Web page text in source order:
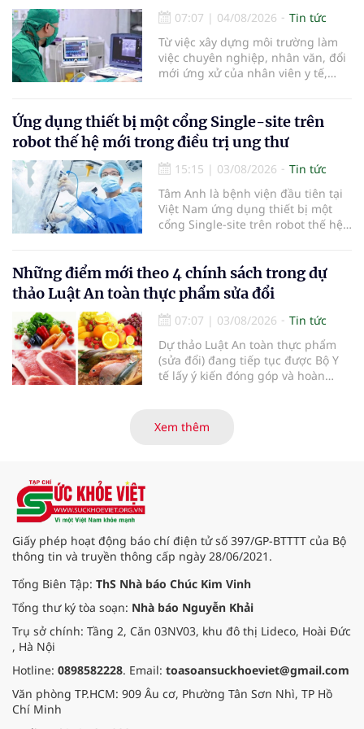
bằng phẫu thuật robot thay vì phải
cắt bỏ toàn bộ quả thận như trước
đây.
07:07 | 04/08/2026
Tin tức
Từ việc xây dựng môi trường làm
việc chuyên nghiệp, nhân văn, đổi
mới ứng xử của nhân viên y tế,
đồng cảm, gắn kết cao giữa thầy
thuốc với bệnh nhân.
Ứng dụng thiết bị một cổng Single-site trên
robot thế hệ mới trong điều trị ung thư
15:15 | 03/08/2026
Tin tức
Tâm Anh là bệnh viện đầu tiên tại
Việt Nam ứng dụng thiết bị một
cổng Single-site trên robot thế hệ
Những điểm mới theo 4 chính sách trong dự
thảo Luật An toàn thực phẩm sửa đổi
07:07 | 03/08/2026
Tin tức
Dự thảo Luật An toàn thực phẩm
(sửa đổi) đang tiếp tục được Bộ Y
tế lấy ý kiến đóng góp và hoàn
cường hậu kiểm, ứng dụng chuyển
đổi số, kiểm soát nguy cơ theo toàn
Xem thêm
Giấy phép hoạt động báo chí điện tử số 397/GP-BTTTT của Bộ
thông tin và truyền thông cấp ngày 28/06/2021.
Tổng Biên Tập: ThS Nhà báo Chúc Kim Vinh
Tổng thư ký tòa soạn: Nhà báo Nguyễn Khải
Trụ sở chính: Tầng 2, Căn 03NV03, khu đô thị Lideco, Hoài Đức
, Hà Nội
Hotline: 0898582228. Email: toasoansuckhoeviet@gmail.com
Văn phòng TP.HCM: 909 Âu cơ, Phường Tân Sơn Nhì, TP Hồ
Chí Minh